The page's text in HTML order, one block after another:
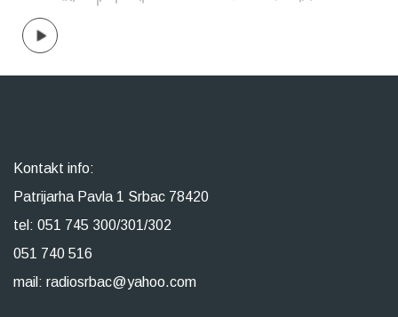
Kontakt info:
Patrijarha Pavla 1 Srbac 78420
tel: 051 745 300/301/302
051 740 516
mail: radiosrbac@yahoo.com